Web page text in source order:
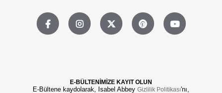
E-BÜLTENİMİZE KAYIT OLUN
E-Bültene kaydolarak, Isabel Abbey Gizlilik Politikası'nı,